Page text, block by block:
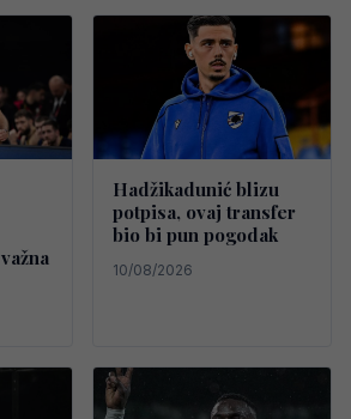
Hadžikadunić blizu
potpisa, ovaj transfer
bio bi pun pogodak
10/08/2026